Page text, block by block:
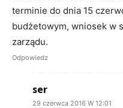
terminie do dnia 15
budżetowym, wniosek w
zarządu.
Odpowiedz
ser
29 czerwca 2016 W 12:01